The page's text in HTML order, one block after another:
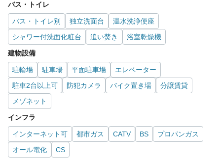
バス・トイレ
バス・トイレ別 独立洗面台
温水洗浄便座
シャワー付洗面化粧台
追い焚き 浴室乾燥機
建物設備
駐輪場 駐車場 平面駐車場
エレベーター
駐車2台以上可
防犯カメラ バイク置き場
分譲賃貸
メゾネット
インフラ
インターネット可 都市ガス CATV BS
プロパンガス
オール電化
CS